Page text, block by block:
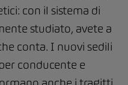
con il sistema di
studiato, avete a
conta. I nuovi sedili
conducente e